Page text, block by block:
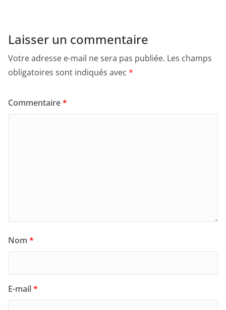
Laisser un commentaire
Votre adresse e-mail ne sera pas publiée. Les champs
obligatoires sont indiqués avec *
Commentaire*
Nom *
E-mail*